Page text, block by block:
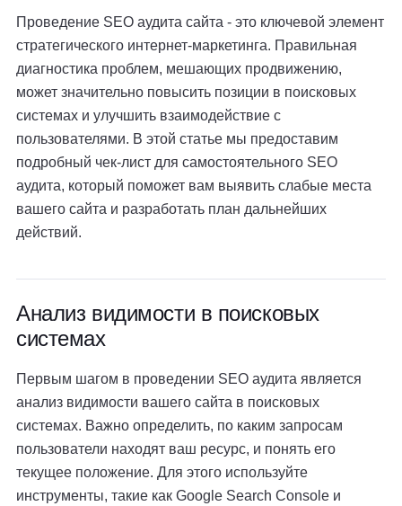
Проведение SEO аудита сайта - это ключевой элемент
стратегического интернет-маркетинга. Правильная
диагностика проблем, мешающих продвижению,
может значительно повысить позиции в поисковых
системах и улучшить взаимодействие с
пользователями. В этой статье мы предоставим
подробный чек-лист для самостоятельного SEO
аудита, который поможет вам выявить слабые места
вашего сайта и разработать план дальнейших
действий.
Анализ видимости в поисковых
системах
Первым шагом в проведении SEO аудита является
анализ видимости вашего сайта в поисковых
системах. Важно определить, по каким запросам
пользователи находят ваш ресурс, и понять его
текущее положение. Для этого используйте
инструменты, такие как Google Search Console и